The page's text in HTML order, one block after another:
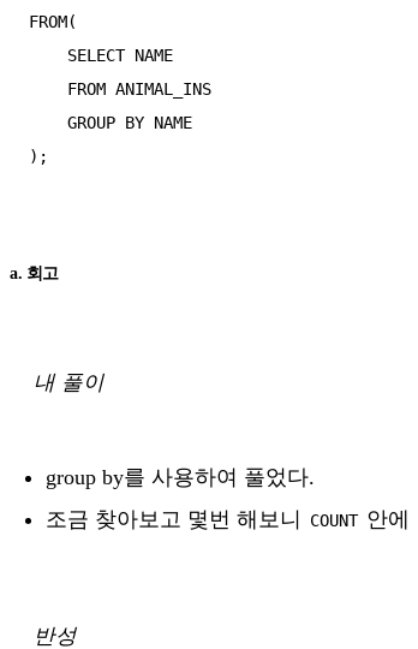
FROM(
);
a. 회고
내 풀이
group by를 사용하여 풀었다.
조금 찾아보고 몇번 해보니
COUNT 안에
반성